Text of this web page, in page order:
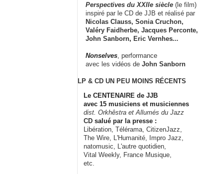
Perspectives du XXIIe siècle (le film)
inspiré par le CD de JJB et réalisé par
Nicolas Clauss, Sonia Cruchon,
Valéry Faidherbe, Jacques Perconte,
John Sanborn, Eric Vernhes...
Nonselves , performance
avec les vidéos de John Sanborn
LP & CD UN PEU MOINS RÉCENTS
Le CENTENAIRE de JJB
avec 15 musiciens et musiciennes
dist. Orkhêstra et Allumés du Jazz
CD salué par la presse :
Libération, Télérama, CitizenJazz,
The Wire, L'Humanité, Impro Jazz,
natomusic, L'autre quotidien,
Vital Weekly, France Musique,
etc.